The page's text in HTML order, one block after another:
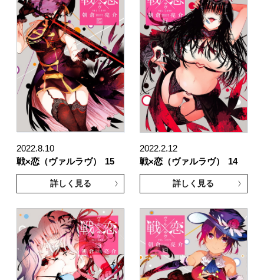
2022.8.10
戦×恋（ヴァルラヴ）
15
詳しく見る
2022.2.12
戦×恋（ヴァルラヴ）
14
詳しく見る